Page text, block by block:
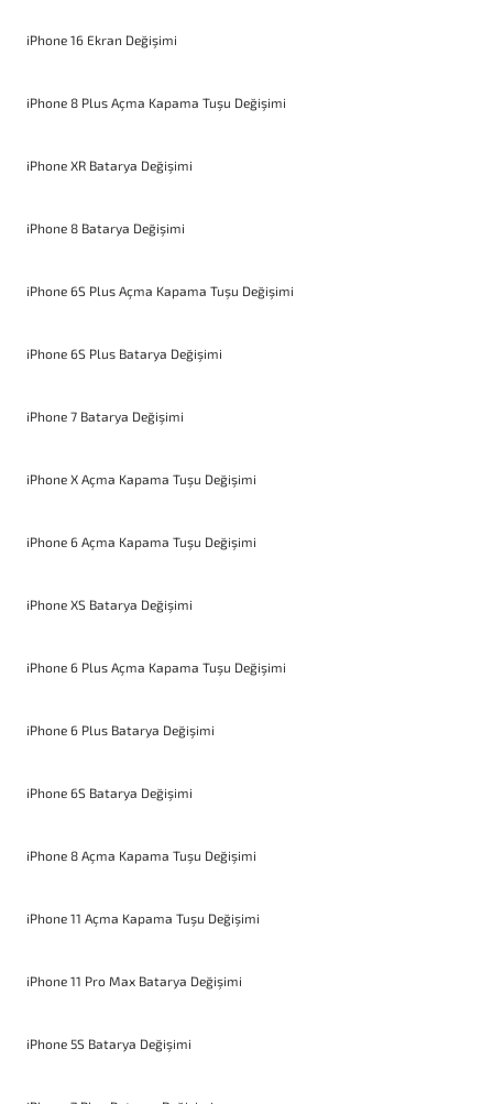
iPhone 16 Ekran Değişimi
iPhone 8 Plus Açma Kapama Tuşu Değişimi
iPhone XR Batarya Değişimi
iPhone 8 Batarya Değişimi
iPhone 6S Plus Açma Kapama Tuşu Değişimi
iPhone 6S Plus Batarya Değişimi
iPhone 7 Batarya Değişimi
iPhone X Açma Kapama Tuşu Değişimi
iPhone 6 Açma Kapama Tuşu Değişimi
iPhone XS Batarya Değişimi
iPhone 6 Plus Açma Kapama Tuşu Değişimi
iPhone 6 Plus Batarya Değişimi
iPhone 6S Batarya Değişimi
iPhone 8 Açma Kapama Tuşu Değişimi
iPhone 11 Açma Kapama Tuşu Değişimi
iPhone 11 Pro Max Batarya Değişimi
iPhone 5S Batarya Değişimi